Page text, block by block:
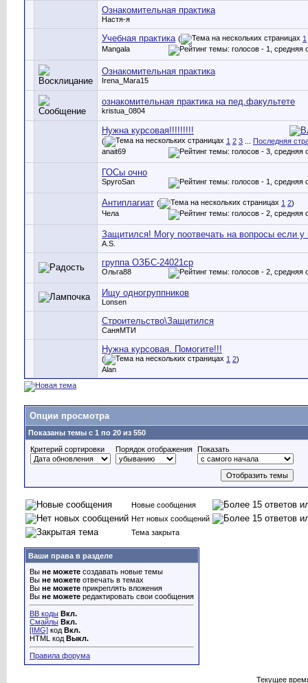
Ознакомительная практика
Настя-я
Учебная практика (
1
Mangala
Ознакомительная практика
Irena_Mara15
ознакомительная практика на пед.факультете
kristua_0804
Нужна курсовая!!!!!!!!!
( 1 2 3
Последняя
anait69
ГОСы очно
SpyroSan
Антиплагиат ( 1 2)
Чела
Защитился! Могу поотвечать на вопросы если у
A.S.
группа ОЗБС-24021ср
Ольга88
Ищу одногруппников
Lonsen
Строительство\Защитился
СаняМТИ
Нужна курсовая. Помогите!!!
( 1 2)
Alan
Опции просмотра
Показаны темы с 1 по 20 из 550
Критерий сортировки
Порядок отображения Показать
Новые сообщения
Нет новых сообщений
Тема закрыта
Ваши права в разделе
Вы не можете создавать новые темы
Вы не можете отвечать в темах
Вы не можете прикреплять вложения
Вы не можете редактировать свои сообщения
BB коды Вкл.
Смайлы Вкл.
[IMG] код Вкл.
HTML код Выкл.
Правила форума
Текущее